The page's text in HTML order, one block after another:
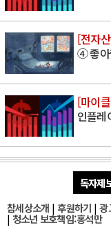
[전자
④ 좋아
[마이
인플레
독자제
참세상소개 | 후원하기 |광
| 청소년 보호책임:홍석만